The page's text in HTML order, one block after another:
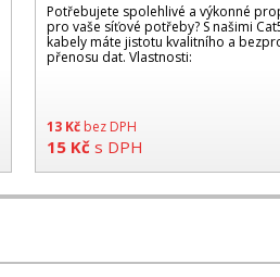
Potřebujete spolehlivé a výkonné
pro vaše síťové potřeby? S našimi
kabely máte jistotu kvalitního a
přenosu dat. Vlastnosti:
13 Kč bez DPH
15 Kč s DPH